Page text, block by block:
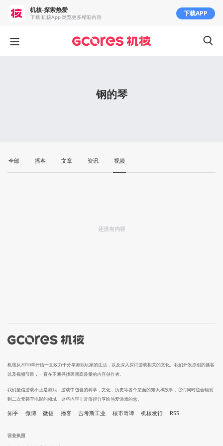
钢的琴
全部 播客 文章 资讯 视频
还没有内容
机核从2010年开始一直致力于分享游戏玩家的生活，以及深入探讨游戏相关的文化。我们开发原创的播客
以及视频节目，一直在不断寻找民间高质量的内容创作者。
我们坚信游戏不止是游戏，游戏中包含的科学，文化，历史等各个层面的知识和故事，它们同时也会辐射
到二次元甚至电影的领域，这些内容非常值得分享给热爱游戏的您。
知乎 微博 微信 播客 吉考斯工业 核市奇谭 机核发行 RSS
营业执照
机核-探索热爱
下载 机核App 浏览更多精彩内容 下载APP